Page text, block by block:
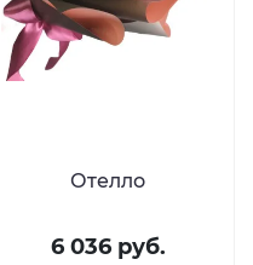
Отелло
6 036 руб.